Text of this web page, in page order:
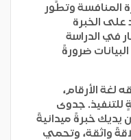
المنافسة وتطور
على الخبرة
في الدراسة
ضرورةً
لغة الأرقام،
للتنفيذ. جدوى
يديك خبرةً ميدانيةً
واثقة، وتحمي